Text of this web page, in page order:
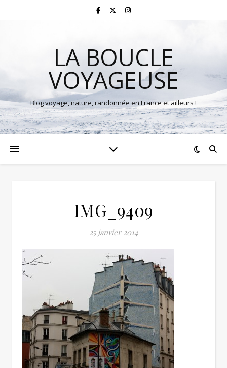
LA BOUCLE
VOYAGEUSE
Blog voyage, nature, randonnée en France et ailleurs !
IMG_9409
25 janvier 2014